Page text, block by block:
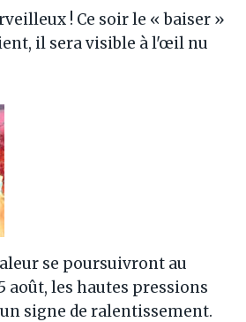
! Ce soir le « baiser »
il sera visible à l'œil nu
se poursuivront au
août, les hautes pressions
signe de ralentissement.